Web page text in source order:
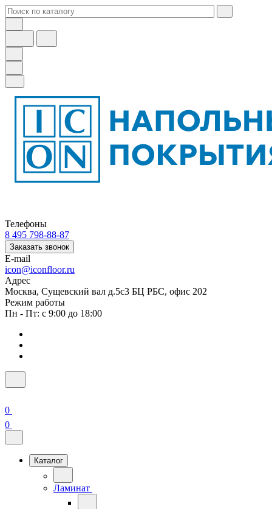
Телефоны
8 495 798-88-87
Заказать звонок
E-mail
icon@iconfloor.ru
Адрес
Москва, Сущевский вал д.5с3 БЦ РБС, офис 202
Режим работы
Пн - Пт: с 9:00 до 18:00
0
0
Каталог
Ламинат